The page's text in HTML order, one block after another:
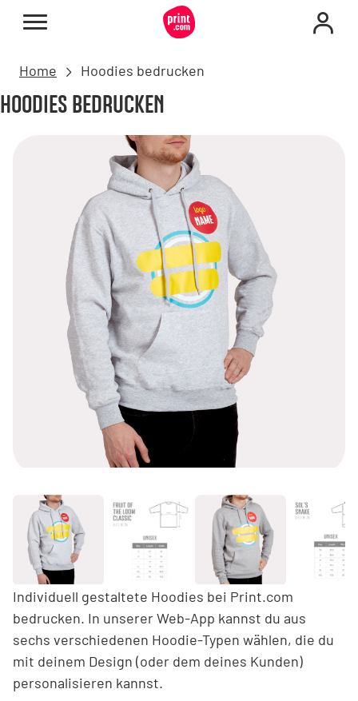
Home Hoodies bedrucken
HOODIES BEDRUCKEN
Individuell gestaltete Hoodies bei Print.com
bedrucken. In unserer Web-App kannst du aus
sechs verschiedenen Hoodie-Typen wählen, die du
mit deinem Design (oder dem deines Kunden)
personalisieren kannst.